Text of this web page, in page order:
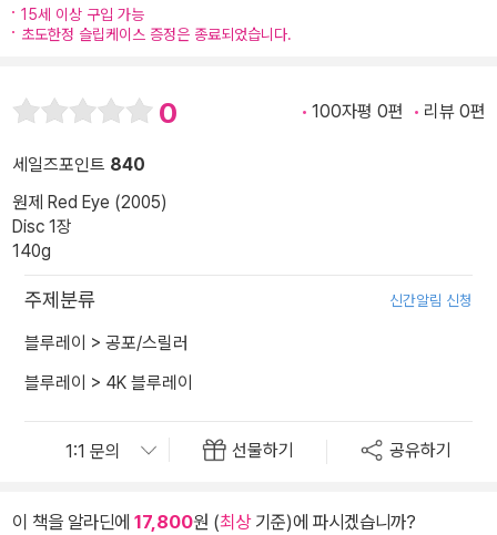
15세 이상 구입 가능
초도한정 슬립케이스 증정은 종료되었습니다.
0 100자평 0편 리뷰 0편
세일즈포인트 840
원제 Red Eye (2005)
Disc 1장
140g
주제분류 신간알림 신청
블루레이 > 공포/스릴러
블루레이 > 4K 블루레이
선물하기 공유하기
이 책을 알라딘에 17,800원 (최상기준)에 파시겠습니까?